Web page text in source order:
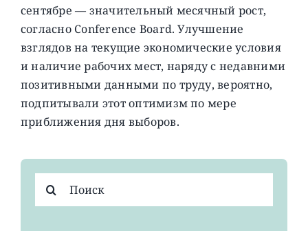
сентябре — значительный месячный рост,
согласно Conference Board. Улучшение
взглядов на текущие экономические условия
и наличие рабочих мест, наряду с недавними
позитивными данными по труду, вероятно,
подпитывали этот оптимизм по мере
приближения дня выборов.
поиска: